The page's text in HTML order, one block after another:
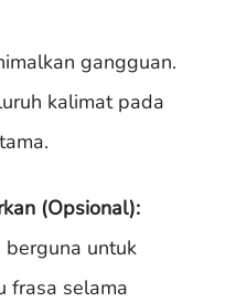
gangguan.
kalimat pada
(Opsional):
berguna untuk
frasa selama